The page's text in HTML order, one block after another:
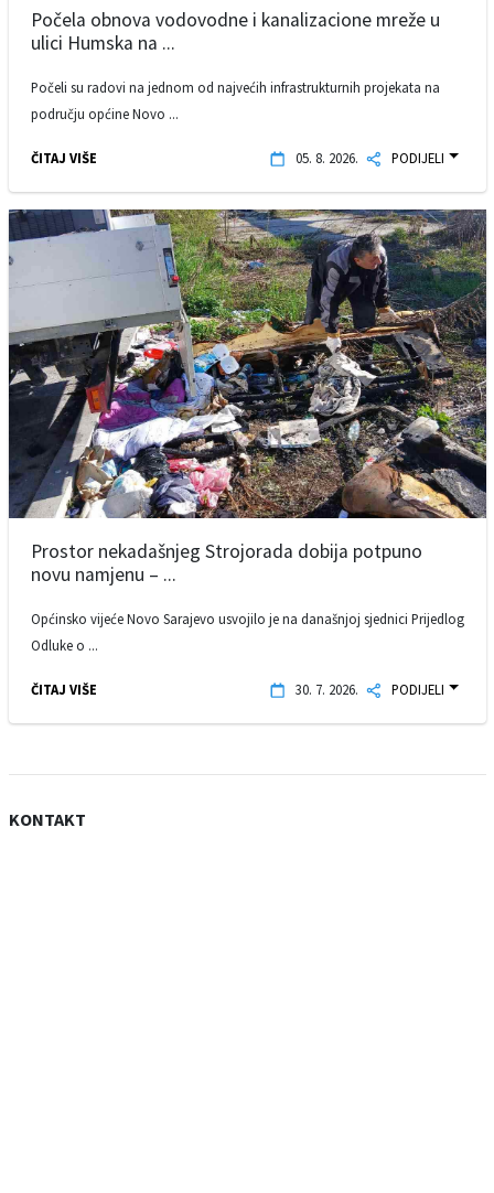
Počela obnova vodovodne i kanalizacione mreže u
ulici Humska na ...
Počeli su radovi na jednom od najvećih infrastrukturnih projekata na
području općine Novo ...
ČITAJ VIŠE 05. 8. 2026. PODIJELI
Prostor nekadašnjeg Strojorada dobija potpuno
novu namjenu – ...
Općinsko vijeće Novo Sarajevo usvojilo je na današnjoj sjednici Prijedlog
Odluke o ...
ČITAJ VIŠE 30. 7. 2026. PODIJELI
KONTAKT